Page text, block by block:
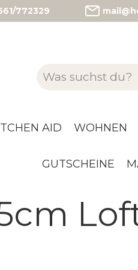
772329
AID WOHNEN
GUTSCHEINE